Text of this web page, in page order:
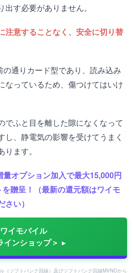
す必要がありません。
注意することなく、安全に切り替
通りカード型であり、読み込み
なっているため、傷つけてはいけ
でふと目を離した隙になくなって
し、静電気の影響を受けてうまく
ます。
オプション加入で最大15,000円
贈呈！（最新の還元額はワイモ
い）
ワイモバイル
インショップ＞
（ソフトバンク回線）及びソフトバンク回線MVNOから